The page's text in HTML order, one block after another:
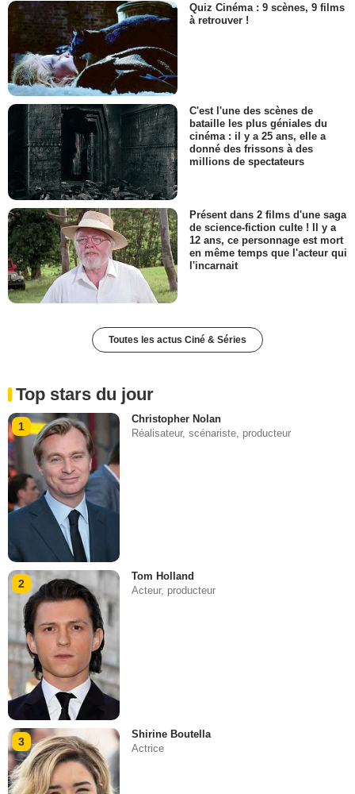
Quiz Cinéma : 9 scènes, 9 films
à retrouver !
C'est l'une des scènes de
bataille les plus géniales du
cinéma : il y a 25 ans, elle a
donné des frissons à des
millions de spectateurs
Présent dans 2 films d'une saga
de science-fiction culte ! Il y a
12 ans, ce personnage est mort
en même temps que l'acteur qui
l'incarnait
Toutes les actus Ciné & Séries
Top stars du jour
1
Christopher Nolan
Réalisateur, scénariste, producteur
2
Tom Holland
Acteur, producteur
3
Shirine Boutella
Actrice